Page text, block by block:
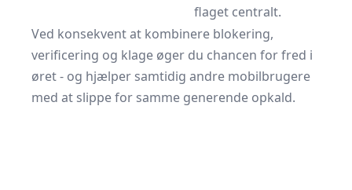
flaget centralt.
Ved konsekvent at kombinere blokering,
verificering og klage øger du chancen for fred i
øret - og hjælper samtidig andre mobilbrugere
med at slippe for samme generende opkald.